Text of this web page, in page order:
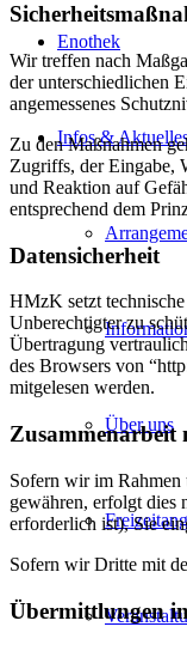
Enothek
Infos &
Über uns
Wir treffen nach
der unterschiedlichen
angemessenes
Zu den Maßnahmen
Zugriffs, der Eingabe,
und Reaktion auf
entsprechend dem
Datensicherheit
HMzK setzt
Unberechtigter zu
Übertragung
des Browsers von
mitgelesen werden.
Sofern wir im Rahmen
gewähren, erfolgt dies
erforderlich ist), Sie
Sofern wir Dritte mit
Übermittlungen